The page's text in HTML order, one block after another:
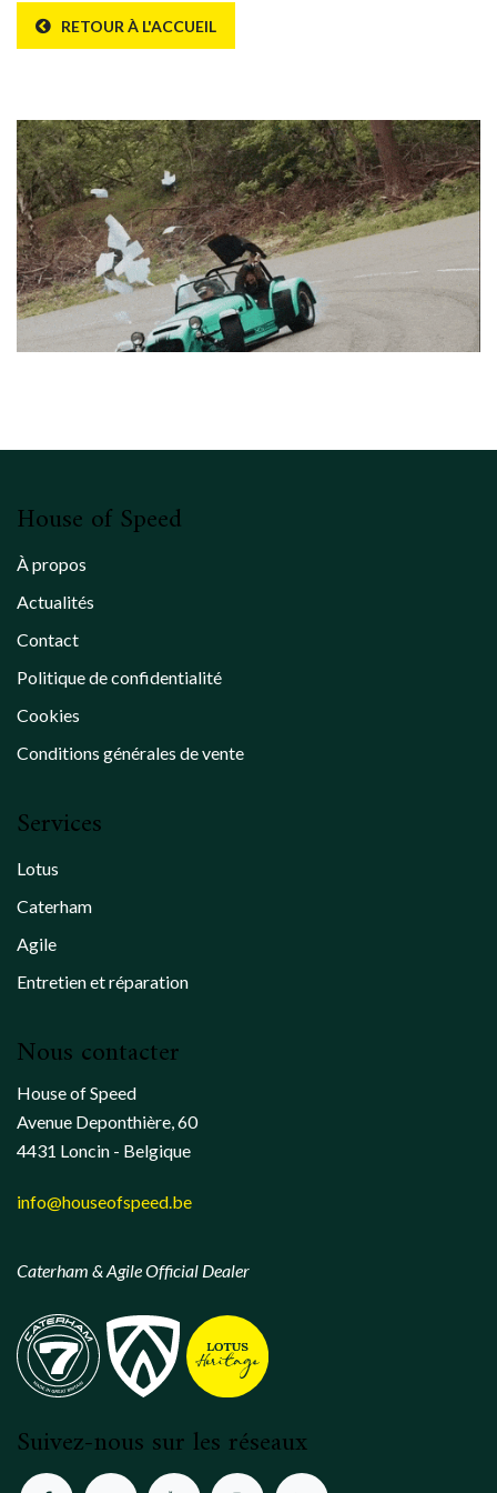
RETOUR À L'ACCUEIL
Erreur 404
House of Speed
À propos
Actualités
Contact
Politique de confidentialité
Cookies
Conditions générales de vente
Services
Lotus
Caterham
Agile
Entretien et réparation
Nous contacter
House of Speed
Avenue Deponthière, 60
4431 Loncin - Belgique
info@houseofspeed.be
Caterham & Agile Official Dealer
Suivez-nous sur les réseaux